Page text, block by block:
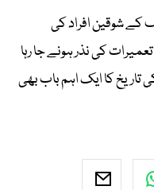
شوقین افراد کی
کی نذر ہونے جا رہا
کا ایک اہم باب بھی